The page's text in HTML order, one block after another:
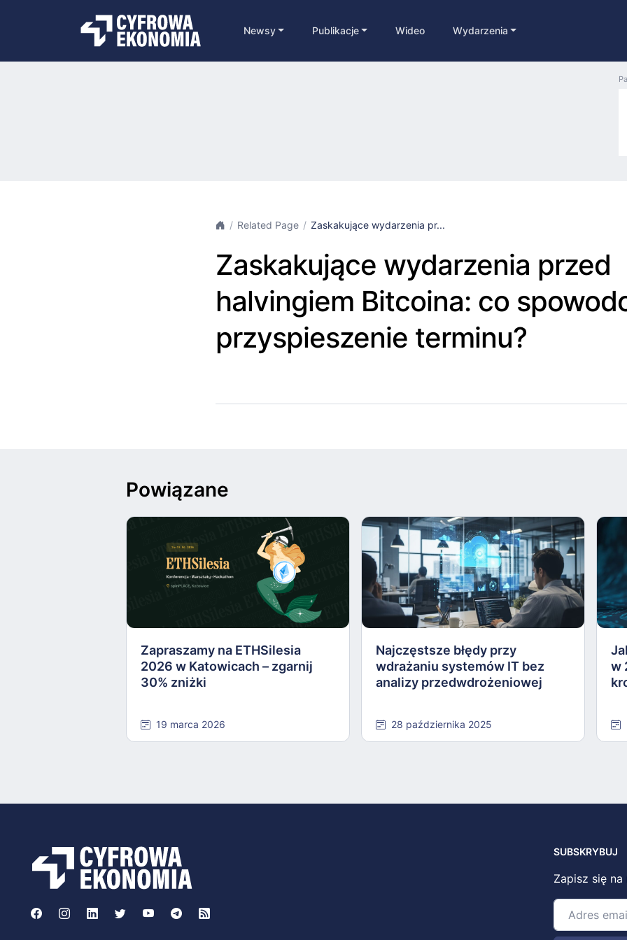
Newsy Publikacje Wideo Wydarzenia
Related Page Zaskakujące wydarzenia pr...
Zaskakujące wydarzenia przed
halvingiem Bitcoina: co
przyspieszenie terminu?
Powiązane
Zapraszamy na ETHSilesia
2026 w Katowicach – zgarnij
30% zniżki
19 marca 2026
Najczęstsze błędy przy
wdrażaniu systemów IT bez
analizy przedwdrożeniowej
28 października 2025
w
SUBSKRYBUJ
Zapisz się